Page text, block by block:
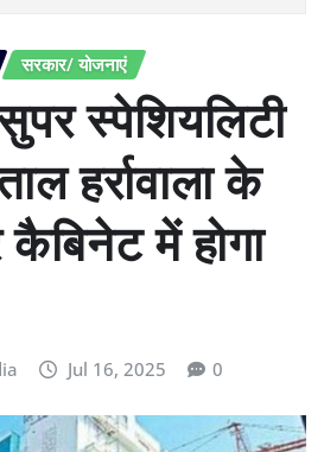
सरकार/ योजनाएं
स्पेशियलिटी
हर्रावाला के
में होगा
Jul 16, 2025 0